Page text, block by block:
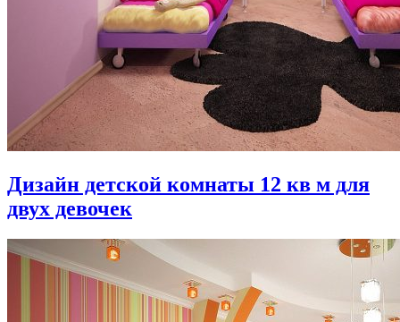
Дизайн детской комнаты 12 кв м для
двух девочек